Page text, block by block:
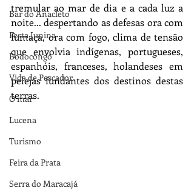
Bar do Anacleto
Festa Junina
Bodocongó
Vida de Pescador
O mar
Lucena
Turismo
Feira da Prata
Serra do Maracajá
tremular ao mar de dia e a cada luz a
noite... despertando as defesas ora com
fumaça, ora com fogo, clima de tensão
que envolvia indígenas, portugueses,
espanhóis, franceses, holandeses em
pelejas fundantes dos destinos destas
terras.